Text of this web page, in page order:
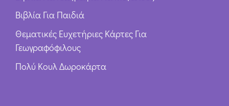
Βιβλία Για Παιδιά
Θεματικές Ευχετήριες Κάρτες Για
Γεωγραφόφιλους
Πολύ Κουλ Δωροκάρτα